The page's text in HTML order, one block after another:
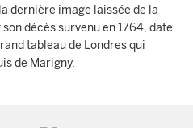
dernière image laissée de la
décès survenu en 1764, date
tableau de Londres qui
de Marigny.